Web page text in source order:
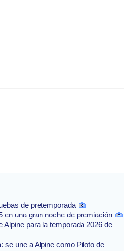
de pretemporada
en una gran noche de premiación
Alpine para la temporada 2026 de
se une a Alpine como Piloto de